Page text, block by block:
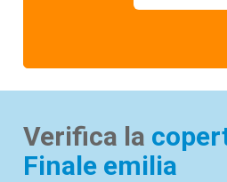
Verifica la
Finale emilia